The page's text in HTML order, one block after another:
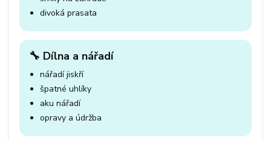
divoká prasata
🔧 Dílna a nářadí
nářadí jiskří
špatné uhlíky
aku nářadí
opravy a údržba